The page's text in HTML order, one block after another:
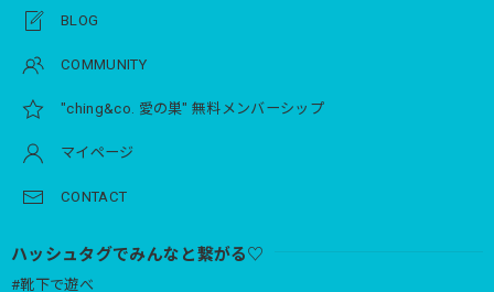
BLOG
COMMUNITY
"ching&co. 愛の巣" 無料メンバーシップ
マイページ
CONTACT
ハッシュタグでみんなと繋がる♡
#靴下で遊べ